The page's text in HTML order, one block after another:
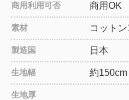
商用利用可否 商用OK
素材 コット
製造国 日本
生地幅 約150cm
生地厚